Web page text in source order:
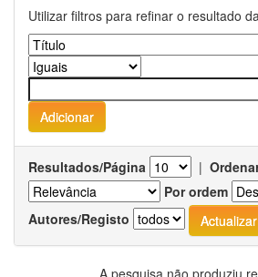
Utilizar filtros para refinar o resultado
Resultados/Página |
Por ordem
Autores/Registo
A pesquisa não produziu